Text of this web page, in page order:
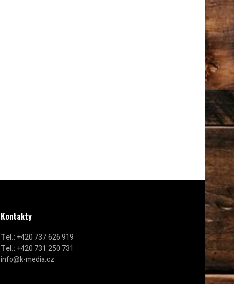
Kontakty
Tel.:+420 737 626 919
Tel.:+420 731 250 731
info@k-media.cz